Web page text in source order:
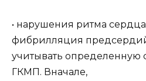
• нарушения ритма
фибрилляция
учитывать определенную
ГКМП. Вначале,